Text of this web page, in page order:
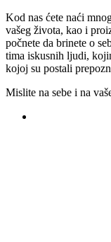
Kod nas ćete naći
vašeg života, kao i
počnete da brinete o
tima iskusnih ljudi,
kojoj su postali
Mislite na sebe i na